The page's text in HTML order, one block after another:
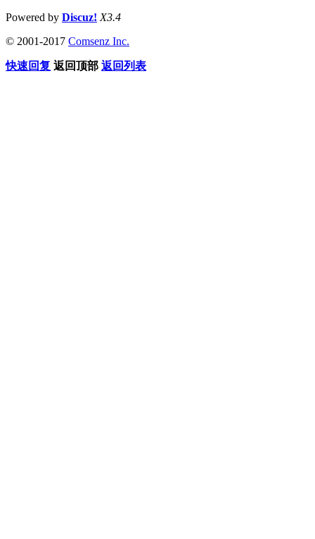
Powered by Discuz! X3.4
© 2001-2017 Comsenz Inc.
快速回复 返回顶部 返回列表